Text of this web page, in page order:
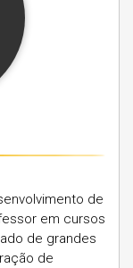
de
em cursos
de grandes
de